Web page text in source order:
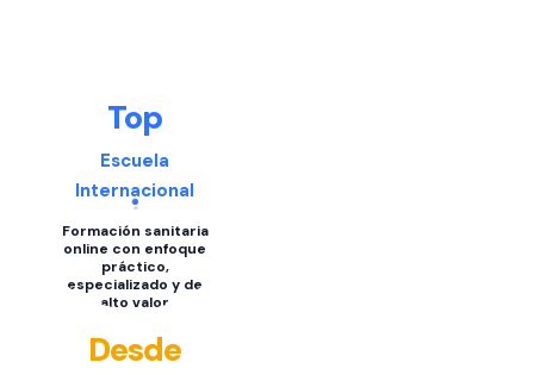
Top
Escuela
Internacional
Formación sanitaria
online con enfoque
práctico,
especializado y de
alto valor
Desde